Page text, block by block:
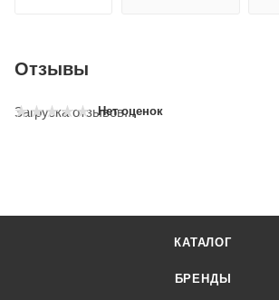
Отзывы
Нет оценок
Загрузка отзывов...
КАТАЛОГ
БРЕНДЫ